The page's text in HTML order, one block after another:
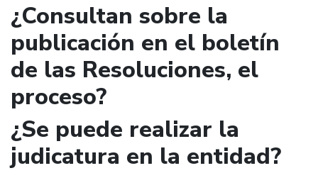
¿Consultan sobre la
publicación en el boletín
de las Resoluciones, el
proceso?
¿Se puede realizar la
judicatura en la entidad?